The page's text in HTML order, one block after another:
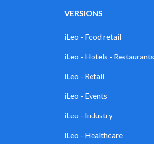
VERSIONS
iLeo - Food retail
iLeo - Hotels - Restaurants
iLeo - Retail
iLeo - Events
iLeo - Industry
iLeo - Healthcare